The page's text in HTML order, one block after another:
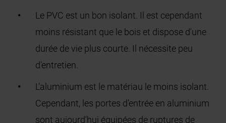
Le PVC est un bon isolant. Il est cependant
moins résistant que le bois et dispose d'une
durée de vie plus courte. Il nécessite peu
d'entretien.
L’aluminium est le matériau le moins isolant.
Cependant, les portes d’entrée en aluminium
sont aujourd’hui équipées de ruptures de